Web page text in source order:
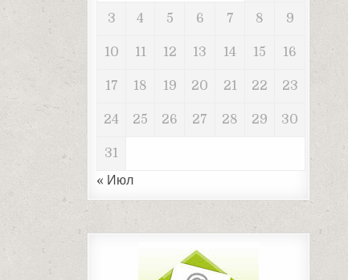
3 4 5 6 7 8 9
10 11 12 13 14 15 16
17 18 19 20 21 22 23
24 25 26 27 28 29 30
31
« Июл